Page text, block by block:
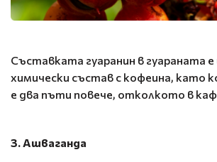
Съставката гуаранин в гуараната
химически състав с кофеина, като
е два пъти повече, отколкото в
3. Ашваганда